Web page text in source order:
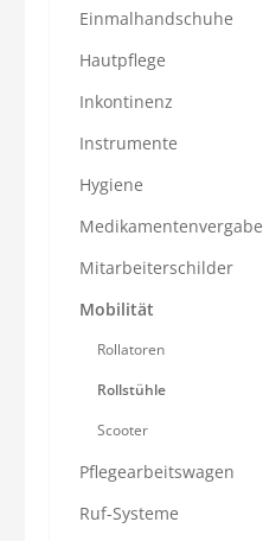
Einmalhandschuhe
Hautpflege
Inkontinenz
Instrumente
Hygiene
Medikamentenvergabe
Mitarbeiterschilder
Mobilität
Rollatoren
Rollstühle
Scooter
Pflegearbeitswagen
Ruf-Systeme